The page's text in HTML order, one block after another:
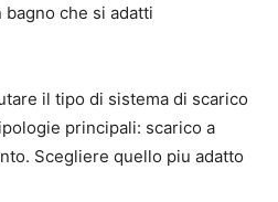
che si adatti
il tipo di sistema di scarico
principali: scarico a
Scegliere quello piu adatto